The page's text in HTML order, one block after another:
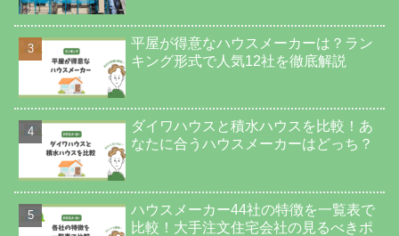
平屋が得意なハウスメーカーは？ラン
キング形式で人気12社を徹底解説
ダイワハウスと積水ハウスを比較！あ
なたに合うハウスメーカーはどっち？
ハウスメーカー44社の特徴を一覧表で
比較！大手注文住宅会社の見るべきポ